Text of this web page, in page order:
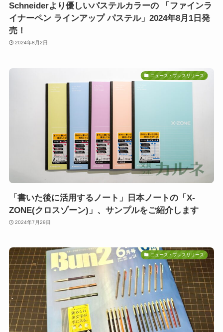
Schneiderより優しいパステルカラーの 「ファインラ
イナーペン ラインアップ パステル」2024年8月1日発
売！
2024年8月2日
ニュース・プレスリリース
「書いた後に活用するノート」日本ノートの「X-
ZONE(クロスゾーン)」、サンプルをご紹介します
2024年7月29日
ニュース・プレスリリース